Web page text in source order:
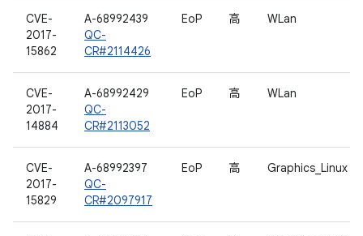
CVE-
2017-
15862
A-68992439
QC-
CR#2114426
EoP 高 WLan
CVE-
2017-
14884
A-68992429
QC-
CR#2113052
EoP 高 WLan
CVE-
2017-
15829
A-68992397
QC-
CR#2097917
EoP 高 Graphics_Linux